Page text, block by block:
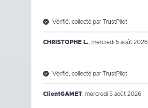
Vérifié, collecté par TrustPilot
CHRISTOPHE L. mercredi 5 août 2026
Vérifié, collecté par TrustPilot
ClientGAMET mercredi 5 août 2026